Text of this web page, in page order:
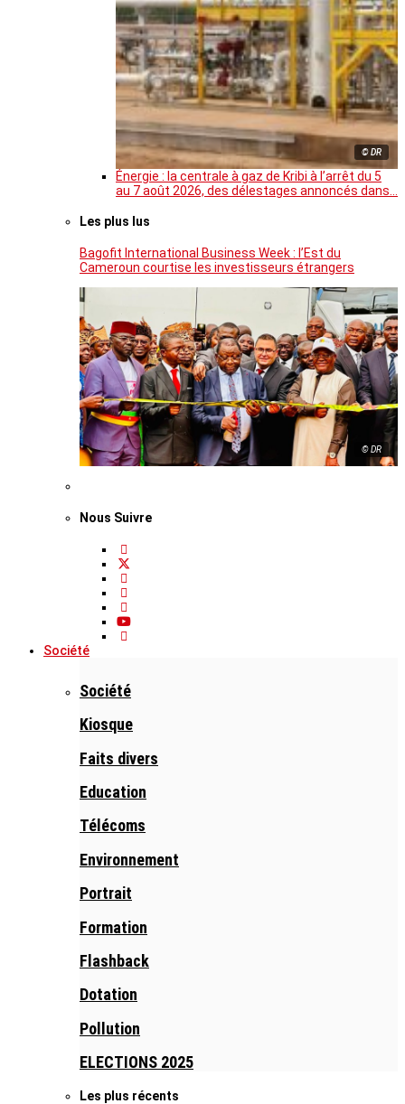
© DR
Énergie : la centrale à gaz de Kribi à l’arrêt du 5
au 7 août 2026, des délestages annoncés dans…
Les plus lus
Bagofit International Business Week : l’Est du
Cameroun courtise les investisseurs étrangers
© DR
Nous Suivre
Société
Société
Kiosque
Faits divers
Education
Télécoms
Environnement
Portrait
Formation
Flashback
Dotation
Pollution
ELECTIONS 2025
Les plus récents